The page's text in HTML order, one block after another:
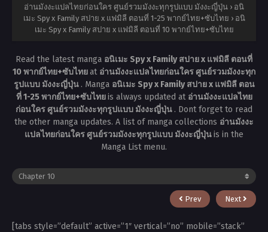
อ่านมังงะแปลไทยก่อนใคร ศูนย์รวมมังงะทุกรูปแบบ มังงะญี่ปุ่น › อนิ
เมะ Spy x Family สปาย x แฟมิลี ตอนที่ 1-25 พากย์ไทย+ซับไทย › อนิ
เมะ Spy x Family สปาย x แฟมิลี ตอนที่ 10 พากย์ไทย+ซับไทย
Read the latest manga อนิเมะ Spy x Family สปาย x แฟมิลี ตอนที่
10 พากย์ไทย+ซับไทยat อ่านมังงะแปลไทยก่อนใคร ศูนย์รวมมังงะทุก
รูปแบบ มังงะญี่ปุ่น . Manga อนิเมะ Spy x Family สปาย x แฟมิลี ตอน
ที่ 1-25 พากย์ไทย+ซับไทยis always updated at อ่านมังงะแปลไทย
ก่อนใคร ศูนย์รวมมังงะทุกรูปแบบ มังงะญี่ปุ่น . Dont forget to read
the other manga updates. A list of manga collections อ่านมังงะ
แปลไทยก่อนใคร ศูนย์รวมมังงะทุกรูปแบบ มังงะญี่ปุ่นis in the
Manga List menu.
Prev Next
[tabs style=”default” active=”1″ vertical=”no” mobile=”stack”